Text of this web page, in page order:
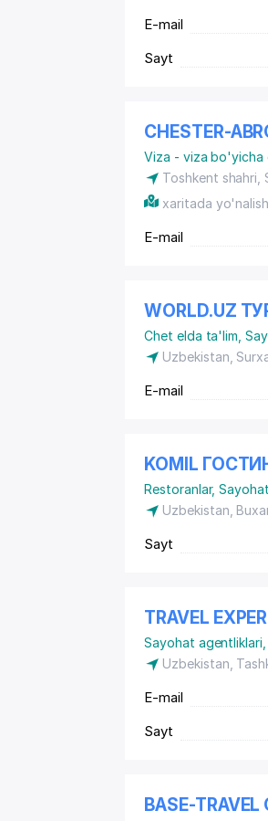
E-mail
Sayt
CHESTER-
Viza - viza bo'yicha
Toshkent shahri,
xaritada
E-mail
WORLD.UZ
Chet elda ta'lim ,
Uzbekistan,
E-mail
KOMIL
Restoranlar,
Uzbekistan,
Sayt
TRAVEL
Sayohat agentliklari
Uzbekistan,
E-mail
Sayt
BASE-